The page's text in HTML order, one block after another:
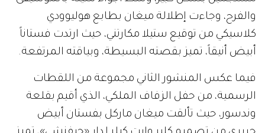
والفرح، وجاءت إطلالة ميغان بطابع هوليوودي
كلاسيكي من توقيع ستيلا مكارتني، حيث ارتدت فستاناً
أبيض أنيقاً، تميز بقصته البسيطة، وبياقته المرتفعة.
فيما عكس المنشور الثاني مجموعة من اللقطات
الرسمية، من حفل الزفاف الملكي، الذي أقيم بقلعة
وندسور، حيث تألقت ميغان ماركل بفستان أبيض